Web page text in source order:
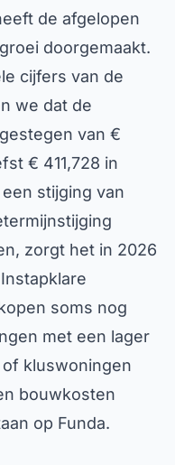
de afgelopen
doorgemaakt.
cijfers van de
we dat de
van €
€ 411,728 in
stijging van
zorgt het in 2026
soms nog
met een lager
kluswoningen
bouwkosten
op Funda.